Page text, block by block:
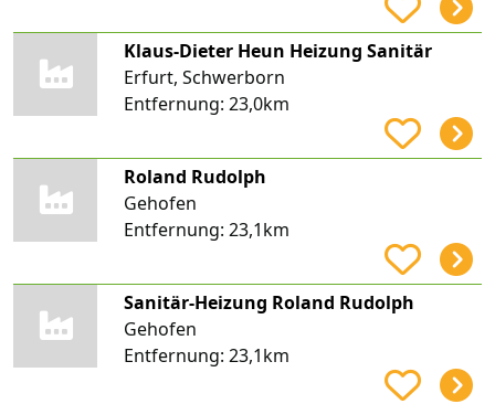
Klaus-Dieter Heun Heizung Sanitär
Erfurt, Schwerborn
Entfernung: 23,0km
Roland Rudolph
Gehofen
Entfernung: 23,1km
Sanitär-Heizung Roland Rudolph
Gehofen
Entfernung: 23,1km